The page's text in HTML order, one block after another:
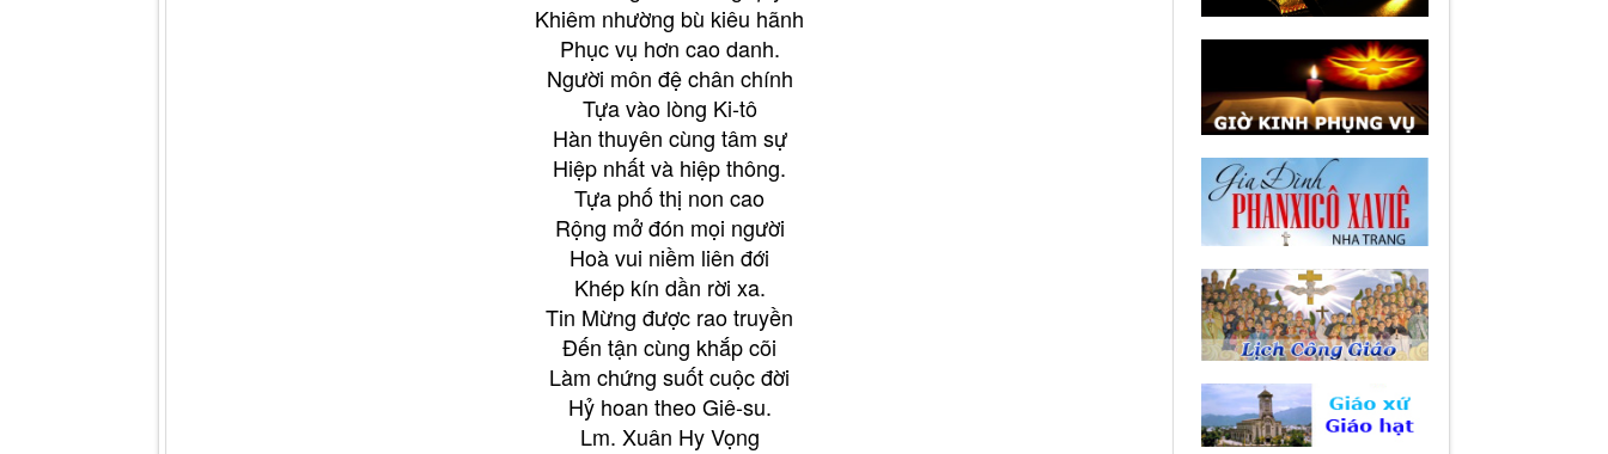
Khiêm nhường bù kiêu hãnh
Phục vụ hơn cao danh.
Người môn đệ chân chính
Tựa vào lòng Ki-tô
Hàn thuyên cùng tâm sự
Hiệp nhất và hiệp thông.
Tựa phố thị non cao
Rộng mở đón mọi người
Hoà vui niềm liên đới
Khép kín dần rời xa.
Tin Mừng được rao truyền
Đến tận cùng khắp cõi
Làm chứng suốt cuộc đời
Hỷ hoan theo Giê-su.
Lm. Xuân Hy Vọng